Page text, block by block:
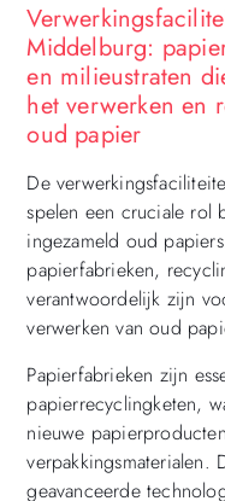
Middelburg:
en milieustraten
het verwerken en
oud papier
De
spelen een cruciale rol
ingezameld oud
papierfabrieken,
verantwoordelijk zijn
verwerken van oud
Papierfabrieken zijn
papierrecyclingketen,
nieuwe
verpakkingsmaterialen.
geavanceerde